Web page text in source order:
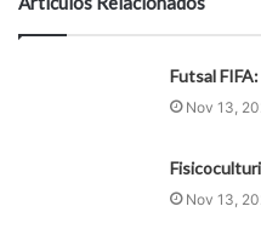
Futsal
Nov 13,
Nov 13,